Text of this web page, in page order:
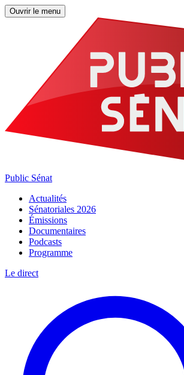
Ouvrir le menu
Public Sénat
Actualités
Sénatoriales 2026
Émissions
Documentaires
Podcasts
Programme
Le direct